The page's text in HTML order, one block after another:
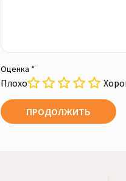
Оценка *
Плохо
ПРОДОЛЖИТЬ